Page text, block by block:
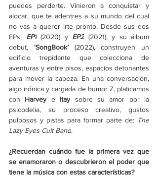
puedes perderte. Vinieron a conquistar y
alocar, que te adentres a su mundo del cual
no vas a querer irte pronto. Desde sus dos
EPs, EP1 (2020) y EP2 (2021), y su álbum
debut, ‘SongBook’
(2022), construyen un
edificio trepidante que
colecciona de
aventuras y entre pisos, espacios detonantes
para mover la cabeza. En una conversación,
algo irónica y cargada de humor Z, platicamos
con Harvey e Itay sobre su amor por la
psicodelia, su proceso creativo, gustos
pulposos y pistas para formar parte de: The
Lazy Eyes Cult Band.
¿Recuerdan cuándo fue la primera vez que
se enamoraron o descubrieron el poder que
tiene la música con estas características?